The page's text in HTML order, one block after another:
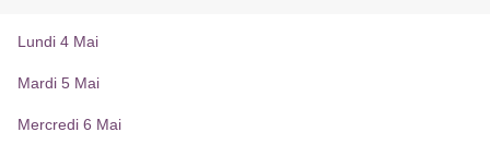
Lundi 4 Mai
Mardi 5 Mai
Mercredi 6 Mai